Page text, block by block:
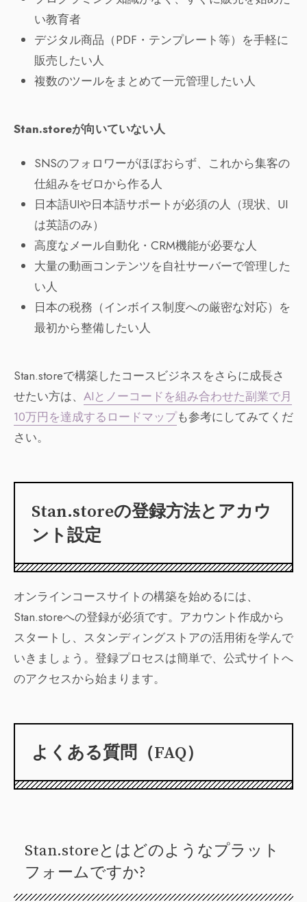
い教育者
デジタル商品（PDF・テンプレート等）を手軽に
販売したい人
複数のツールをまとめて一元管理したい人
Stan.storeが向いていない人
SNSのフォロワーがほぼおらず、これから集客の
仕組みをゼロから作る人
日本語UIや日本語サポートが必須の人（現状、UI
は英語のみ）
高度なメール自動化・CRM機能が必要な人
大量の動画コンテンツを自社サーバーで管理した
い人
日本の税務（インボイス制度への厳密な対応）を
最初から整備したい人
Stan.storeで構築したコースビジネスをさらに成長さ
せたい方は、 AIとノーコードを組み合わせた副業で月
10万円を達成するロードマップも参考にしてみてくだ
さい。
Stan.storeの登録方法とアカウ
ント設定
オンラインコースサイトの構築を始めるには、
Stan.storeへの登録が必須です。アカウント作成から
スタートし、スタンディングストアの活用術を学んで
いきましょう。登録プロセスは簡単で、公式サイトへ
のアクセスから始まります。
よくある質問（FAQ）
Stan.storeとはどのようなプラット
フォームですか?